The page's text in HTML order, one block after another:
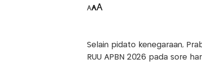
AAA
Selain pidato kenegaraan,
RUU APBN 2026 pada sore